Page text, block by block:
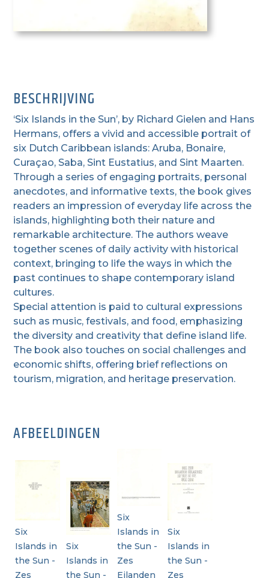
BESCHRIJVING
‘Six Islands in the Sun’, by Richard Gielen and Hans
Hermans, offers a vivid and accessible portrait of
six Dutch Caribbean islands: Aruba, Bonaire,
Curaçao, Saba, Sint Eustatius, and Sint Maarten.
Through a series of engaging portraits, personal
anecdotes, and informative texts, the book gives
readers an impression of everyday life across the
islands, highlighting both their nature and
remarkable architecture. The authors weave
together scenes of daily activity with historical
context, bringing to life the ways in which the
past continues to shape contemporary island
cultures.
Special attention is paid to cultural expressions
such as music, festivals, and food, emphasizing
the diversity and creativity that define island life.
The book also touches on social challenges and
economic shifts, offering brief reflections on
tourism, migration, and heritage preservation.
AFBEELDINGEN
Six
Islands in
the Sun -
Zes
Six
Islands in
the Sun -
Six
Islands in
the Sun -
Zes
Eilanden
Six
Islands in
the Sun -
Zes